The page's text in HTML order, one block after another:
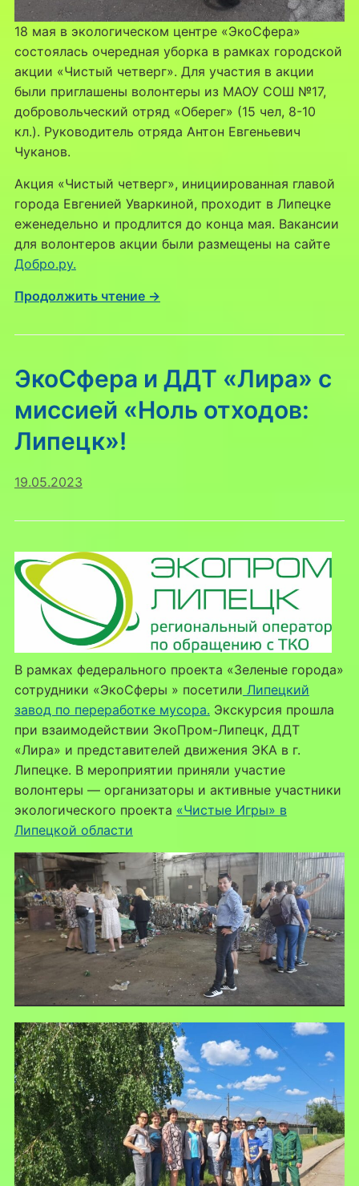
18 мая в экологическом центре «ЭкоСфера»
состоялась очередная уборка в рамках городской
акции «Чистый четверг». Для участия в акции
были приглашены волонтеры из МАОУ СОШ №17,
добровольческий отряд «Оберег» (15 чел, 8-10
кл.). Руководитель отряда Антон Евгеньевич
Чуканов.
Акция «Чистый четверг», инициированная главой
города Евгенией Уваркиной, проходит в Липецке
еженедельно и продлится до конца мая. Вакансии
для волонтеров акции были размещены на сайте
Добро.ру.
Продолжить чтение →
ЭкоСфера и ДДТ «Лира» с
миссией «Ноль отходов:
Липецк»!
19.05.2023
В рамках федерального проекта «Зеленые города»
сотрудники «ЭкоСферы » посетили Липецкий
завод по переработке мусора. Экскурсия прошла
при взаимодействии ЭкоПром-Липецк, ДДТ
«Лира» и представителей движения ЭКА в г.
Липецке. В мероприятии приняли участие
волонтеры — организаторы и активные участники
экологического проекта «Чистые Игры» в
Липецкой области